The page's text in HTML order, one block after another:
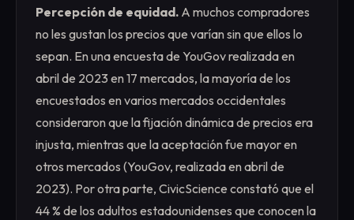
Percepción de equidad. A muchos compradores
no les gustan los precios que varían sin que ellos lo
sepan. En una encuesta de YouGov realizada en
abril de 2023 en 17 mercados, la mayoría de los
encuestados en varios mercados occidentales
consideraron que la fijación dinámica de precios era
injusta, mientras que la aceptación fue mayor en
otros mercados (YouGov, realizada en abril de
2023). Por otra parte, CivicScience constató que el
44 % de los adultos estadounidenses que conocen la